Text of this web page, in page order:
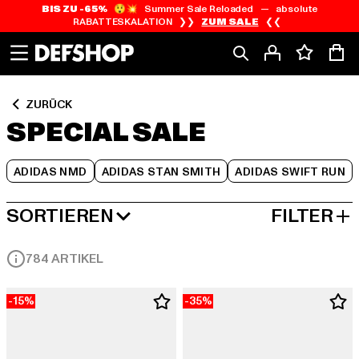
Zum
Inhalt
springen
Zum
Fußzeile
springen
BIS ZU -65%😲💥 Summer Sale Reloaded — absolute
RABATTESKALATION ❯❯ ZUM SALE ❮❮
ZURÜCK
SPECIAL SALE
ADIDAS NMD ADIDAS STAN SMITH ADIDAS SWIFT RUN
Zum
Produktraster
springen
SORTIEREN
NEUESTE FILTER
784 ARTIKEL
-15% -35%